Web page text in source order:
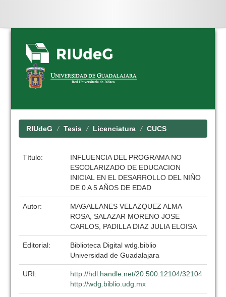
Skip
navigation
RIUdeG Tesis Licenciatura CUCS
Título:
INFLUENCIA DEL PROGRAMA NO
ESCOLARIZADO DE EDUCACION
INICIAL EN EL DESARROLLO DEL NIÑO
DE 0 A 5 AÑOS DE EDAD
Autor:
MAGALLANES VELAZQUEZ ALMA
ROSA, SALAZAR MORENO JOSE
CARLOS, PADILLA DIAZ JULIA ELOISA
Editorial:
Biblioteca Digital wdg.biblio
Universidad de Guadalajara
URI:
http://hdl.handle.net/20.500.12104/32104
http://wdg.biblio.udg.mx